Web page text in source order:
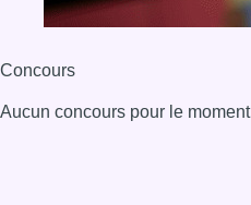
Concours
Aucun concours pour le moment